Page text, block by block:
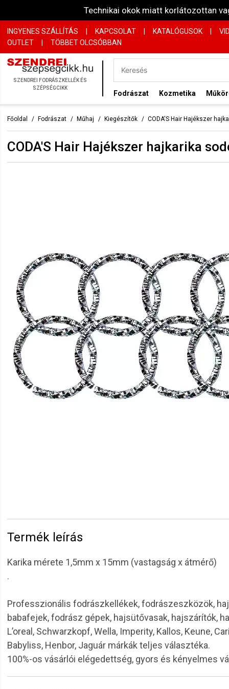
Technikai okok miatt korlátozottan
INGYENES SZÁLLÍTÁS KAPCSOLAT KATALÓGUSOK
OUTLET
| TÖBBET OLCSÓBBAN
SZENDREI FODRÁSZKELLÉK ÉS
SZÉPSÉGCIKK
Fodrászat Kozmetika
Főoldal Fodrászat Műhaj Kiegészítők CODA'S Hair Hajékszer
CODA'S Hair Hajékszer hajkarika
Termék leírás
Karika mérete 1,5mm x 15mm (vastagság x átmérő)
.
Professzionális fodrászkellékek, fodrászeszközök,
babafejek, fodrász gépek, hajsütővasak, hajszárítók,
L’oreal, Schwarzkopf, Wella, Imperity, Kallos, Keune,
Babyliss, Henbor, Jaguár márkák teljes választéka.
100%-os vásárlói elégedettség, gyors és kényelmes